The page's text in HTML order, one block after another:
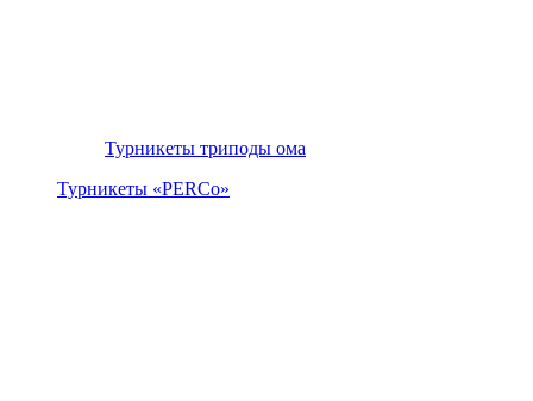
Турникеты триподы ома
Турникеты «PERCo»